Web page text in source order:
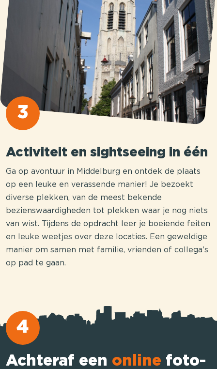
3
Activiteit en sightseeing in één
Ga op avontuur in Middelburg en ontdek de plaats
op een leuke en verassende manier! Je bezoekt
diverse plekken, van de meest bekende
bezienswaardigheden tot plekken waar je nog niets
van wist. Tijdens de opdracht leer je boeiende feiten
en leuke weetjes over deze locaties. Een geweldige
manier om samen met familie, vrienden of collega’s
op pad te gaan.
4
Achteraf een online foto-